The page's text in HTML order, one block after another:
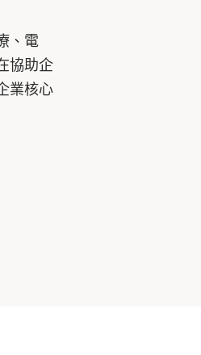
、電
協助企
業核心